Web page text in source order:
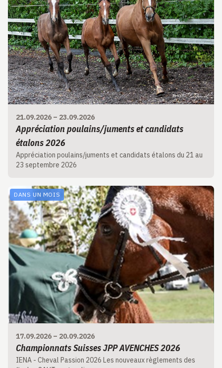
21.09.2026 – 23.09.2026
Appréciation poulains/juments et candidats
étalons 2026
Appréciation poulains/juments et candidats étalons du 21 au
23 septembre 2026
DANS UN MOIS
17.09.2026 – 20.09.2026
Championnats Suisses JPP AVENCHES 2026
IENA - Cheval Passion 2026 Les nouveaux règlements des